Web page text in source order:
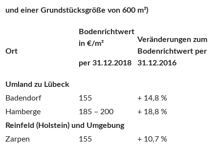
und einer Grundstücksgröße von 600 m²)
Ort
Bodenrichtwert
in €/m²
per 31.12.2018
Veränderungen zum
Bodenrichtwert per
31.12.2016
Umland zu Lübeck
Badendorf
155
+ 14,8 %
Hamberge
185 – 200
+ 18,8 %
Reinfeld (Holstein) und Umgebung
Zarpen
155
+ 10,7 %